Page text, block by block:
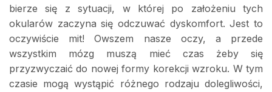
bierze się z sytuacji, w której po założeniu tych
okularów zaczyna się odczuwać dyskomfort. Jest to
oczywiście mit! Owszem nasze oczy, a przede
wszystkim mózg muszą mieć czas żeby się
przyzwyczaić do nowej formy korekcji wzroku. W tym
czasie mogą wystąpić różnego rodzaju dolegliwości,